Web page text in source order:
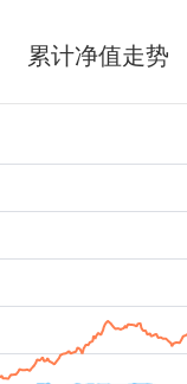
累计净值走势